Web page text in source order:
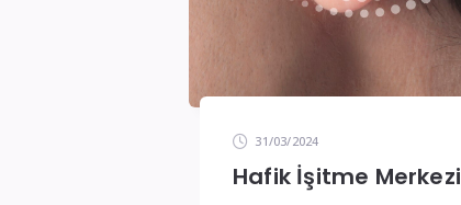
31/03/2024
Hafik İşitme Merkezi